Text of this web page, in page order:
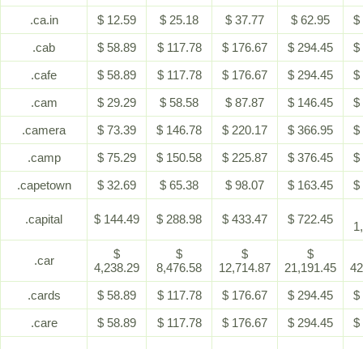
.ca.in
$ 12.59 $ 25.18 $ 37.77 $ 62.95
$
.cab
$ 58.89 $ 117.78 $ 176.67 $ 294.45
$
.cafe
$ 58.89 $ 117.78 $ 176.67 $ 294.45
$
.cam
$ 29.29 $ 58.58 $ 87.87 $ 146.45
$
.camera
$ 73.39 $ 146.78 $ 220.17 $ 366.95
$
.camp
$ 75.29 $ 150.58 $ 225.87 $ 376.45
$
.capetown
$ 32.69 $ 65.38 $ 98.07 $ 163.45 $
.capital $ 144.49 $ 288.98 $ 433.47 $ 722.45
.car
$
4,238.29
$
8,476.58
$
12,714.87
$
21,191.45
.cards
$ 58.89 $ 117.78 $ 176.67 $ 294.45
$
.care
$ 58.89 $ 117.78 $ 176.67 $ 294.45 $